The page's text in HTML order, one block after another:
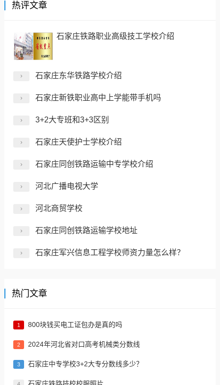
热评文章
石家庄铁路职业高级技工学校介绍
石家庄东华铁路学校介绍
石家庄新铁职业高中上学能带手机吗
3+2大专班和3+3区别
石家庄天使护士学校介绍
石家庄同创铁路运输中专学校介绍
河北广播电视大学
河北商贸学校
石家庄同创铁路运输学校地址
石家庄军兴信息工程学校师资力量怎么样？
热门文章
1 800块钱买电工证包办是真的吗
2 2024年河北省对口高考机械类分数线
3 ​石家庄中专学校3+2大专分数线多少？